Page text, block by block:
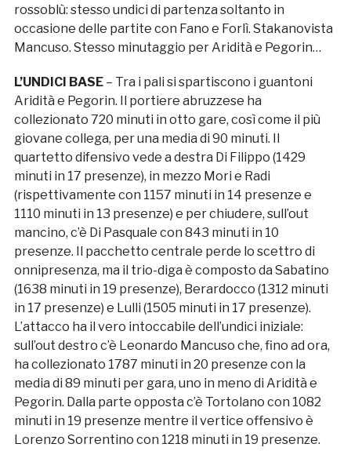
rossoblù: stesso undici di partenza soltanto in
occasione delle partite con Fano e Forlì. Stakanovista
Mancuso. Stesso minutaggio per Aridità e Pegorin…
L’UNDICI BASE– Tra i pali si spartiscono i guantoni
Aridità e Pegorin. Il portiere abruzzese ha
collezionato 720 minuti in otto gare, così come il più
giovane collega, per una media di 90 minuti. Il
quartetto difensivo vede a destra Di Filippo (1429
minuti in 17 presenze), in mezzo Mori e Radi
(rispettivamente con 1157 minuti in 14 presenze e
1110 minuti in 13 presenze) e per chiudere, sull’out
mancino, c’è Di Pasquale con 843 minuti in 10
presenze. Il pacchetto centrale perde lo scettro di
onnipresenza, ma il trio-diga è composto da Sabatino
(1638 minuti in 19 presenze), Berardocco (1312 minuti
in 17 presenze) e Lulli (1505 minuti in 17 presenze).
L’attacco ha il vero intoccabile dell’undici iniziale:
sull’out destro c’è Leonardo Mancuso che, fino ad ora,
ha collezionato 1787 minuti in 20 presenze con la
media di 89 minuti per gara, uno in meno di Aridità e
Pegorin. Dalla parte opposta c’è Tortolano con 1082
minuti in 19 presenze mentre il vertice offensivo è
Lorenzo Sorrentino con 1218 minuti in 19 presenze.